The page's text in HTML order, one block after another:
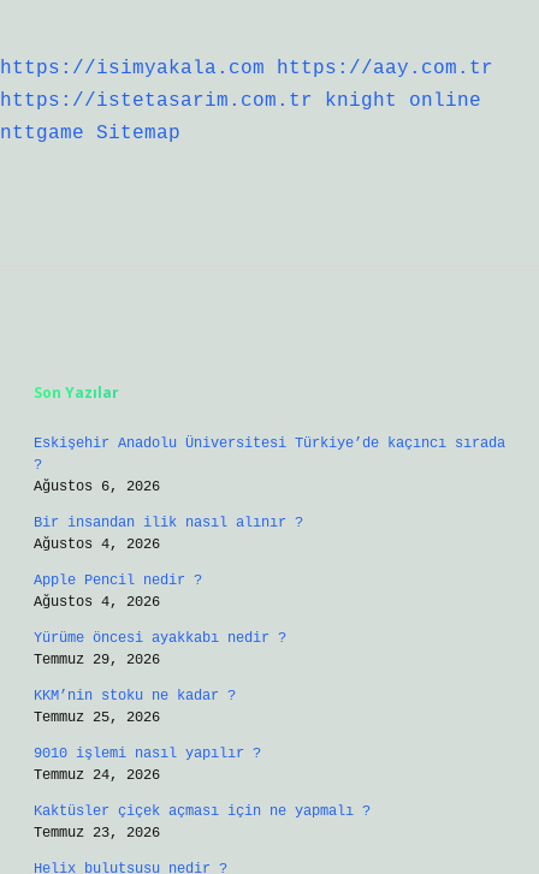
https://isimyakala.com
https://aay.com.tr
https://istetasarim.com.tr
knight online
nttgame
Sitemap
Son Yazılar
Eskişehir Anadolu Üniversitesi Türkiye’de kaçıncı sırada
?
Ağustos 6, 2026
Bir insandan ilik nasıl alınır ?
Ağustos 4, 2026
Apple Pencil nedir ?
Ağustos 4, 2026
Yürüme öncesi ayakkabı nedir ?
Temmuz 29, 2026
KKM’nin stoku ne kadar ?
Temmuz 25, 2026
9010 işlemi nasıl yapılır ?
Temmuz 24, 2026
Kaktüsler çiçek açması için ne yapmalı ?
Temmuz 23, 2026
Helix bulutsusu nedir ?